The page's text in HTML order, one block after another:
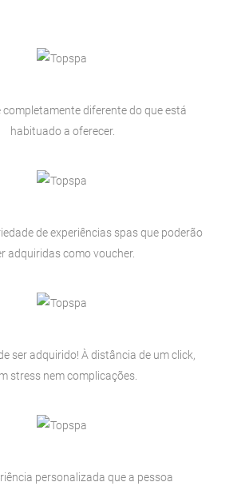
completamente diferente do que está
habituado a oferecer.
de experiências spas que poderão
adquiridas como voucher.
ser adquirido! À distância de um click,
stress nem complicações.
personalizada que a pessoa